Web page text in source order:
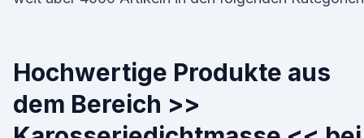
Hochwertige Produkte aus
dem Bereich >>